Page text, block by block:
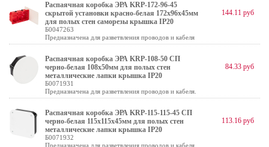
Распаячная коробка ЭРА KRP-172-96-45
скрытой установки красно-белая 172х96х45мм
для полых стен саморезы крышка IP20
Б0047263
Предназначена для разветвления проводов и кабеля
144.11 руб
Распаячная коробка ЭРА KRP-108-50 СП
черно-белая 108х50мм для полых стен
металлические лапки крышка IP20
Б0071931
Предназначена для разветвления проводов и кабеля.
84.33 руб
Распаячная коробка ЭРА KRP-115-115-45 СП
черно-белая 115х115х45мм для полых стен
металлические лапки крышка IP20
Б0071932
Предназначена для разветвления проводов и кабеля.
113.16 руб